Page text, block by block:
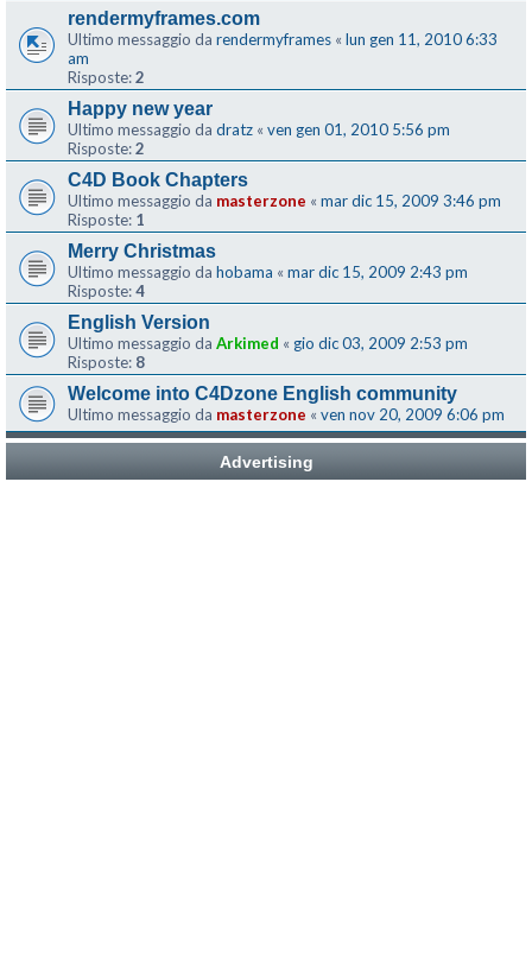
rendermyframes.com
Ultimo messaggio da rendermyframes « lun gen 11, 2010 6:33
am
Risposte:2
Happy new year
Ultimo messaggio da dratz « ven gen 01, 2010 5:56 pm
Risposte:2
C4D Book Chapters
Ultimo messaggio da masterzone « mar dic 15, 2009 3:46 pm
Risposte: 1
Merry Christmas
Ultimo messaggio da hobama « mar dic 15, 2009 2:43 pm
Risposte:4
English Version
Ultimo messaggio da Arkimed « gio dic 03, 2009 2:53 pm
Risposte: 8
Welcome into C4Dzone English community
Ultimo messaggio da masterzone « ven nov 20, 2009 6:06 pm
Advertising